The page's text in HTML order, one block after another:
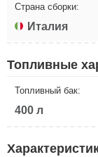
Страна сборки:
Италия
Топливные
Топливный бак:
400 л